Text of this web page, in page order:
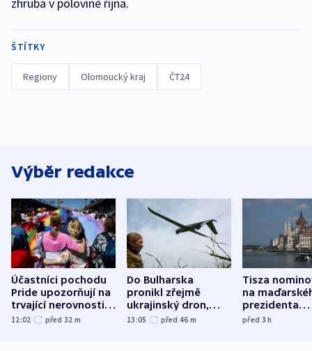
zhruba v polovině října.
ŠTÍTKY
Regiony Olomoucký kraj ČT24
Výběr redakce
Účastníci pochodu
Pride upozorňují na
trvající nerovnosti i
společenskou
12:02 před 32 m
Do Bulharska
pronikl zřejmě
ukrajinský dron,
explodoval kilometr
13:05 před 46 m
Tisza
na
prezidenta
bývalého
před 3h